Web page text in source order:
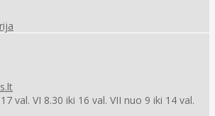
val. VI 8.30 iki 16 val. VII nuo 9 iki 14 val.